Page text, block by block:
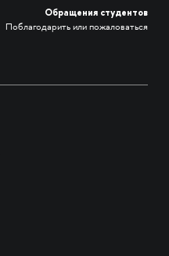
Обращения студентов
Поблагодарить или пожаловаться